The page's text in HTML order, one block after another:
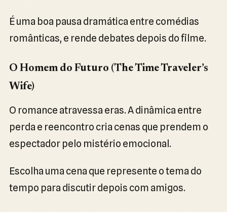
É uma boa pausa dramática entre comédias
românticas, e rende debates depois do filme.
O Homem do Futuro (The Time Traveler’s
Wife)
O romance atravessa eras. A dinâmica entre
perda e reencontro cria cenas que prendem o
espectador pelo mistério emocional.
Escolha uma cena que represente o tema do
tempo para discutir depois com amigos.